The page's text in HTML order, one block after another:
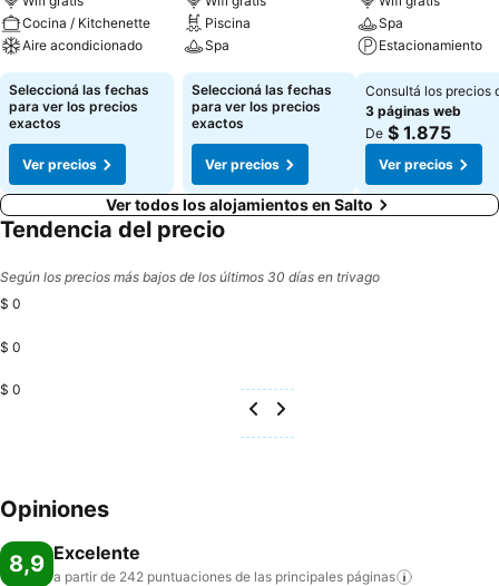
Cocina / Kitchenette
Aire acondicionado
Seleccioná las fechas
para ver los precios
exactos
Ver precios
Piscina
Spa
Seleccioná las fechas
para ver los precios
exactos
Ver precios
Spa
Estacionamiento
Consultá los precios
3 páginas web
De $ 1.875
Ver precios
Ver todos los alojamientos en Salto
Tendencia del precio
Según los precios más bajos de los últimos 30 días en trivago
$ 0
$ 0
$ 0
Opiniones
8,9 Excelente
a partir de 242 puntuaciones de las principales páginas